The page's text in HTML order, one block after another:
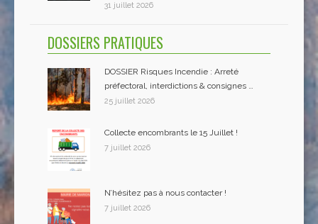
31 juillet 2026
DOSSIERS PRATIQUES
DOSSIER Risques Incendie : Arreté
préfectoral, interdictions & consignes …
25 juillet 2026
Collecte encombrants le 15 Juillet !
7 juillet 2026
N’hésitez pas à nous contacter !
7 juillet 2026